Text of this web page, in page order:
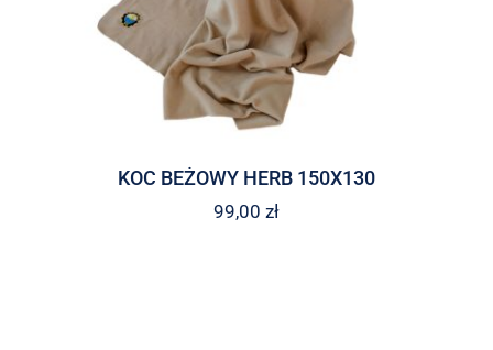
KOC BEŻOWY HERB 150X130
99,00 zł